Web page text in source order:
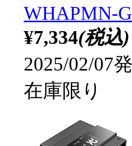
WHAPMN-G
¥7,334(税込)
2025/02/07
在庫限り